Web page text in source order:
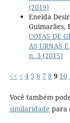
(2019)
Eneida
Guimarães,
COTAS DE
AS URNAS
n. 3 (2015)
<< < 4 5 6 7 8 9 10
Você também
similaridade para